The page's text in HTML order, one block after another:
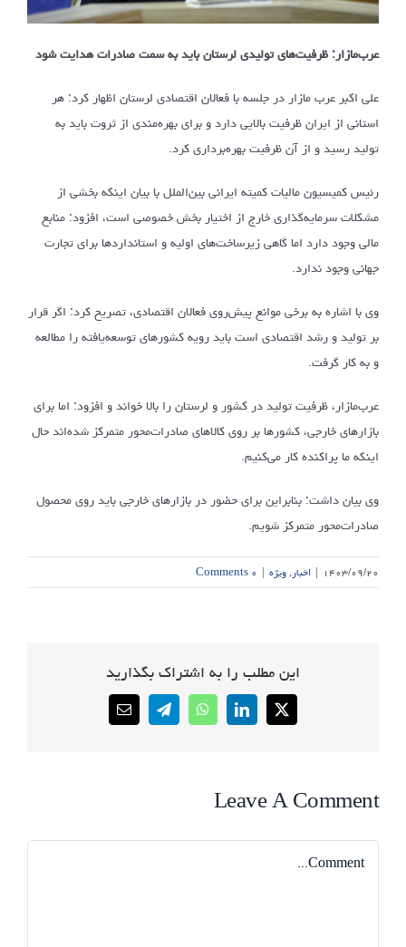
عرب‌مازار: ظرفیت‌های تولیدی لرستان باید به سمت صادرات هدایت شود
علی اکبر عرب مازار در جلسه با فعالان اقتصادی لرستان اظهار کرد: هر
استانی از ایران ظرفیت بالایی دارد و برای بهره‌مندی از ثروت باید به
تولید رسید و از آن ظرفیت بهره‌برداری کرد.
رئیس کمیسیون مالیات کمیته ایرانی بین‌الملل با بیان اینکه بخشی از
مشکلات سرمایه‌گذاری خارج از اختیار بخش خصوصی است، افزود: منابع
مالی وجود دارد اما گاهی زیرساخت‌های اولیه و استانداردها برای تجارت
جهانی وجود ندارد.
وی با اشاره به برخی موانع پیش‌روی فعالان اقتصادی، تصریح کرد: اگر قرار
بر تولید و رشد اقتصادی است باید رویه کشورهای توسعه‌یافته را مطالعه
و به کار گرفت.
عرب‌مازار، ظرفیت تولید در کشور و لرستان را بالا خواند و افزود: اما برای
بازارهای خارجی، کشورها بر روی کالاهای صادرات‌محور متمرکز شده‌اند حال
اینکه ما پراکنده کار می‌کنیم.
وی بیان داشت: بنابراین برای حضور در بازارهای خارجی باید روی محصول
صادرات‌محور متمرکز شویم.
۱۴۰۳/۰۹/۲۰ | اخبار,ویژه | ۰ Comments
این مطلب را به اشتراک بگذارید
X
LinkedIn
WhatsApp
Telegram
Email
Leave A Comment
Comment